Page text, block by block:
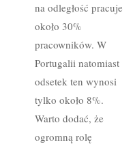
na odległość pracuje
około 30%
pracowników. W
Portugalii natomiast
odsetek ten wynosi
tylko około 8%.
Warto dodać, że
ogromną rolę